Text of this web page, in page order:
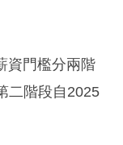
資門檻分兩階
二階段自2025